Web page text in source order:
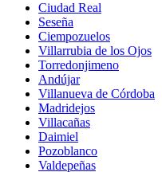
Ciudad Real
Seseña
Ciempozuelos
Villarrubia de los Ojos
Torredonjimeno
Andújar
Villanueva de Córdoba
Madridejos
Villacañas
Daimiel
Pozoblanco
Valdepeñas